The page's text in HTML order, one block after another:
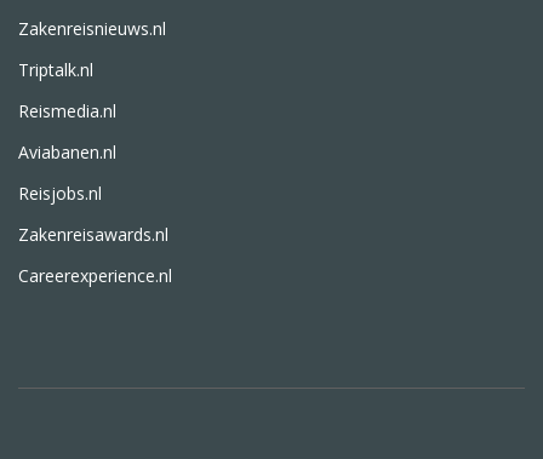
Zakenreisnieuws.nl
Triptalk.nl
Reismedia.nl
Aviabanen.nl
Reisjobs.nl
Zakenreisawards.nl
Careerexperience.nl